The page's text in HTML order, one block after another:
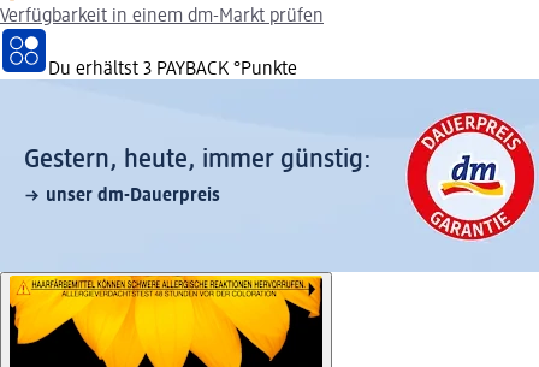
Verfügbarkeit in einem dm-Markt prüfen
Du erhältst 3 PAYBACK °Punkte
Gestern, heute, immer günstig:
unser dm-Dauerpreis